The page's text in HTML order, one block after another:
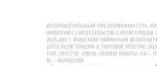
ИНДИВИДУАЛЬНЫЙ ПРЕДПРИНИМАТЕЛЬ
ЯКОВЛЕВИЧ. СВИДЕТЕЛЬСТВО О РЕГИСТРАЦИИ
28.05.2010 Г. МИНСКИМ РАЙОННЫМ
ДАТА РЕГИСТРАЦИИ В ТОРГОВОМ РЕЕСТРЕ:
ТОРГ. РЕЕСТРЕ 379858. РЕЖИМ РАБОТЫ: ПН -
ВС - ВЫХОДНОЙ